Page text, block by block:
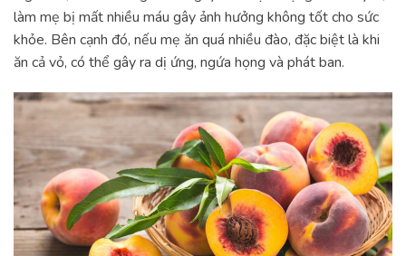
làm mẹ bị mất nhiều máu gây ảnh hưởng không tốt cho sức
khỏe. Bên cạnh đó, nếu mẹ ăn quá nhiều đào, đặc biệt là khi
ăn cả vỏ, có thể gây ra dị ứng, ngứa họng và phát ban.